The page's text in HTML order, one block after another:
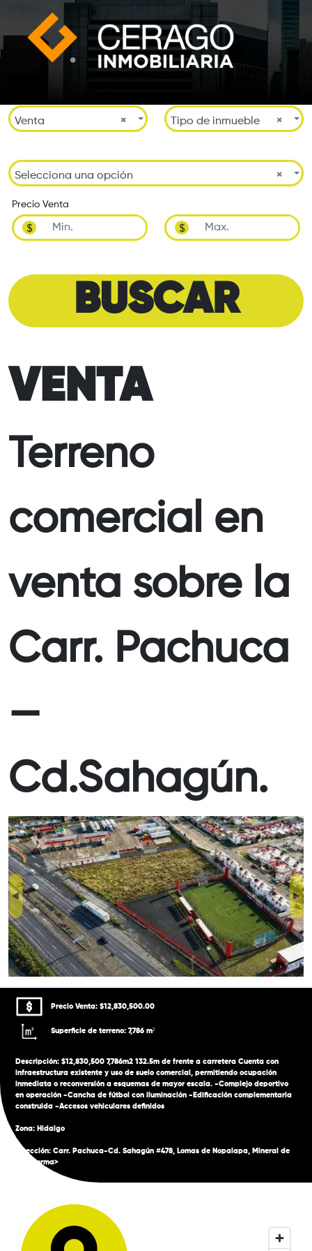
×
Venta ×
Tipo de inmueble
×
Selecciona una opción
Precio Venta
$ $
BUSCAR
VENTA
Terreno
comercial en
venta sobre la
Carr. Pachuca
—
Cd.Sahagún.
Precio Venta: $12,830,500.00
Superficie de terreno: 7,786 m²
Descripción: $12,830,500 7,786m2 132.5m de frente a carretera Cuenta con
infraestructura existente y uso de suelo comercial, permitiendo ocupación
inmediata o reconversión a esquemas de mayor escala. -Complejo deportivo
en operación -Cancha de fútbol con iluminación -Edificación complementaria
construida -Accesos vehiculares definidos
Zona: Hidalgo
Dirección: Carr. Pachuca-Cd. Sahagún #478, Lomas de Nopalapa, Mineral de
la Reforma>